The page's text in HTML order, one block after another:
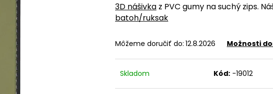
3D nášivka z PVC gumy na suchý zips.
batoh/ruksak
Môžeme doručiť do: 12.8.2026 Možnosti
Skladom Kód: -19012